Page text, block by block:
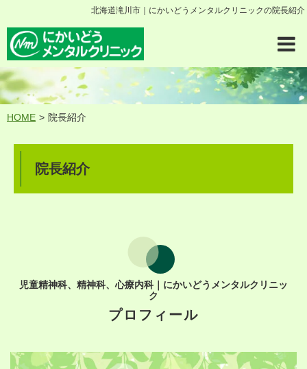
北海道滝川市｜にかいどうメンタルクリニックの院長紹介
HOME 院長紹介
院長紹介
児童精神科、精神科、心療内科｜にかいどうメンタルクリニッ
ク
プロフィール